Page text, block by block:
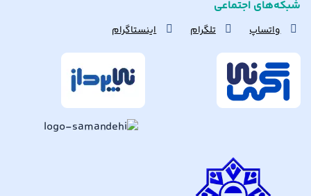
شبکه‌های اجتماعی
واتساپ تلگرام اینستاگرام